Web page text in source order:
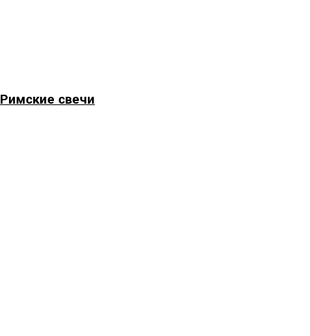
Римские свечи